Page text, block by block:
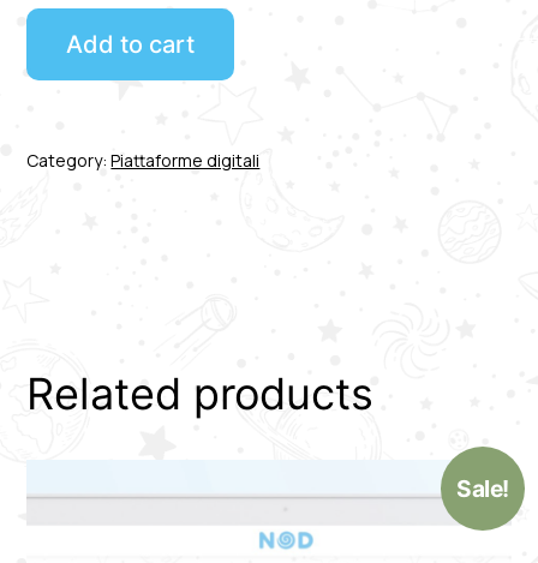
Add to cart
Category:Piattaforme digitali
Related products
Sale!